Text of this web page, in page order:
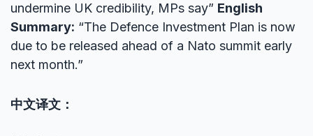
undermine UK credibility, MPs say” English
Summary: “The Defence Investment Plan is now
due to be released ahead of a Nato summit early
next month.”
中文译文：